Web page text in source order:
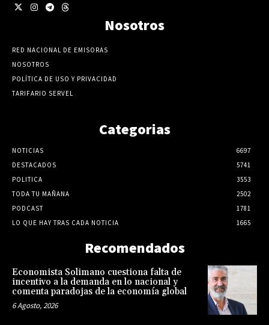
Nosotros
RED NACIONAL DE EMISORAS
NOSOTROS
POLÍTICA DE USO Y PRIVACIDAD
TARIFARIO SERVEL
Categorias
NOTICIAS
6697
DESTACADOS
5741
POLITICA
3553
TODA TU MAÑANA
2502
PODCAST
1781
LO QUE HAY TRAS CADA NOTICIA
1665
Recomendados
Economista Solimano cuestiona falta de
incentivo a la demanda en lo nacional y
comenta paradojas de la economía global
6 Agosto, 2026